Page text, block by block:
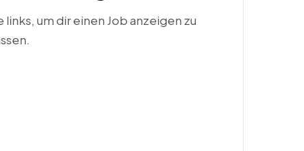
um dir einen Job anzeigen zu